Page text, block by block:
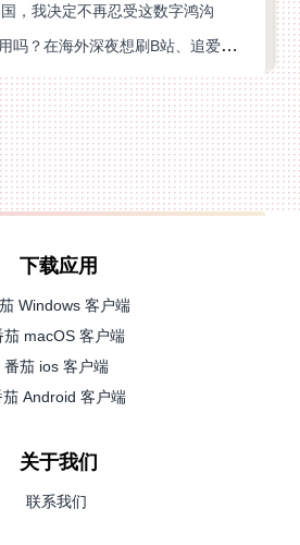
，我决定不再忍受这数字鸿沟
Quickback和巨鲸好用吗？在海外深夜想刷B站、追爱奇艺的你，或许正需要这份答案
下载应用
Windows 客户端
茄 macOS 客户端
番茄 ios 客户端
茄 Android 客户端
关于我们
联系我们